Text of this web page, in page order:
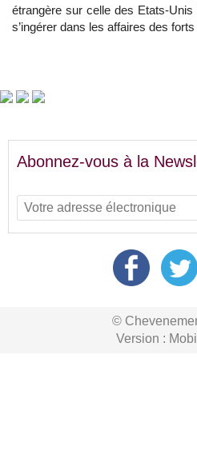
étrangère sur celle des Etats-
s’ingérer dans les affaires des forts
Abonnez-vous à la
©
Version :